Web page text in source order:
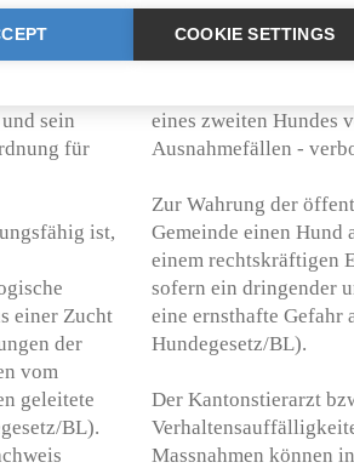
die von
sein
für
ist,
einer Zucht
der
vom
geleitete
BL).
Überprüfung des
ausgeht (§ 1a Abs. 3
In Haushalten, in
eines zweiten Hundes
Ausnahmefällen -
Zur Wahrung der
Gemeinde einen Hund
einem rechtskräftigen
sofern ein dringender
eine ernsthafte Gefahr
Hundegesetz/BL).
Der Kantonstierarzt
Massnahmen können
COOKIE SETTINGS